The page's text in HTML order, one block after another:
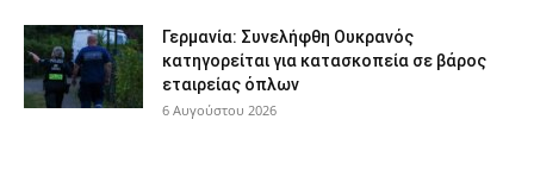
Γερμανία: Συνελήφθη Ουκρανός
κατηγορείται για κατασκοπεία σε βάρος
εταιρείας όπλων
6 Αυγούστου 2026